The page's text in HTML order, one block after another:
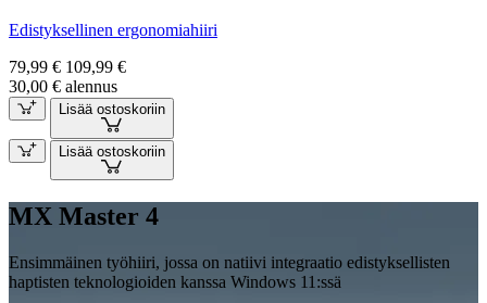
Edistyksellinen ergonomiahiiri
79,99 € 109,99 €
30,00 € alennus
Lisää ostoskoriin
Lisää ostoskoriin
MX Master 4
Ensimmäinen työhiiri, jossa on natiivi integraatio edistyksellisten
haptisten teknologioiden kanssa Windows 11:ssä